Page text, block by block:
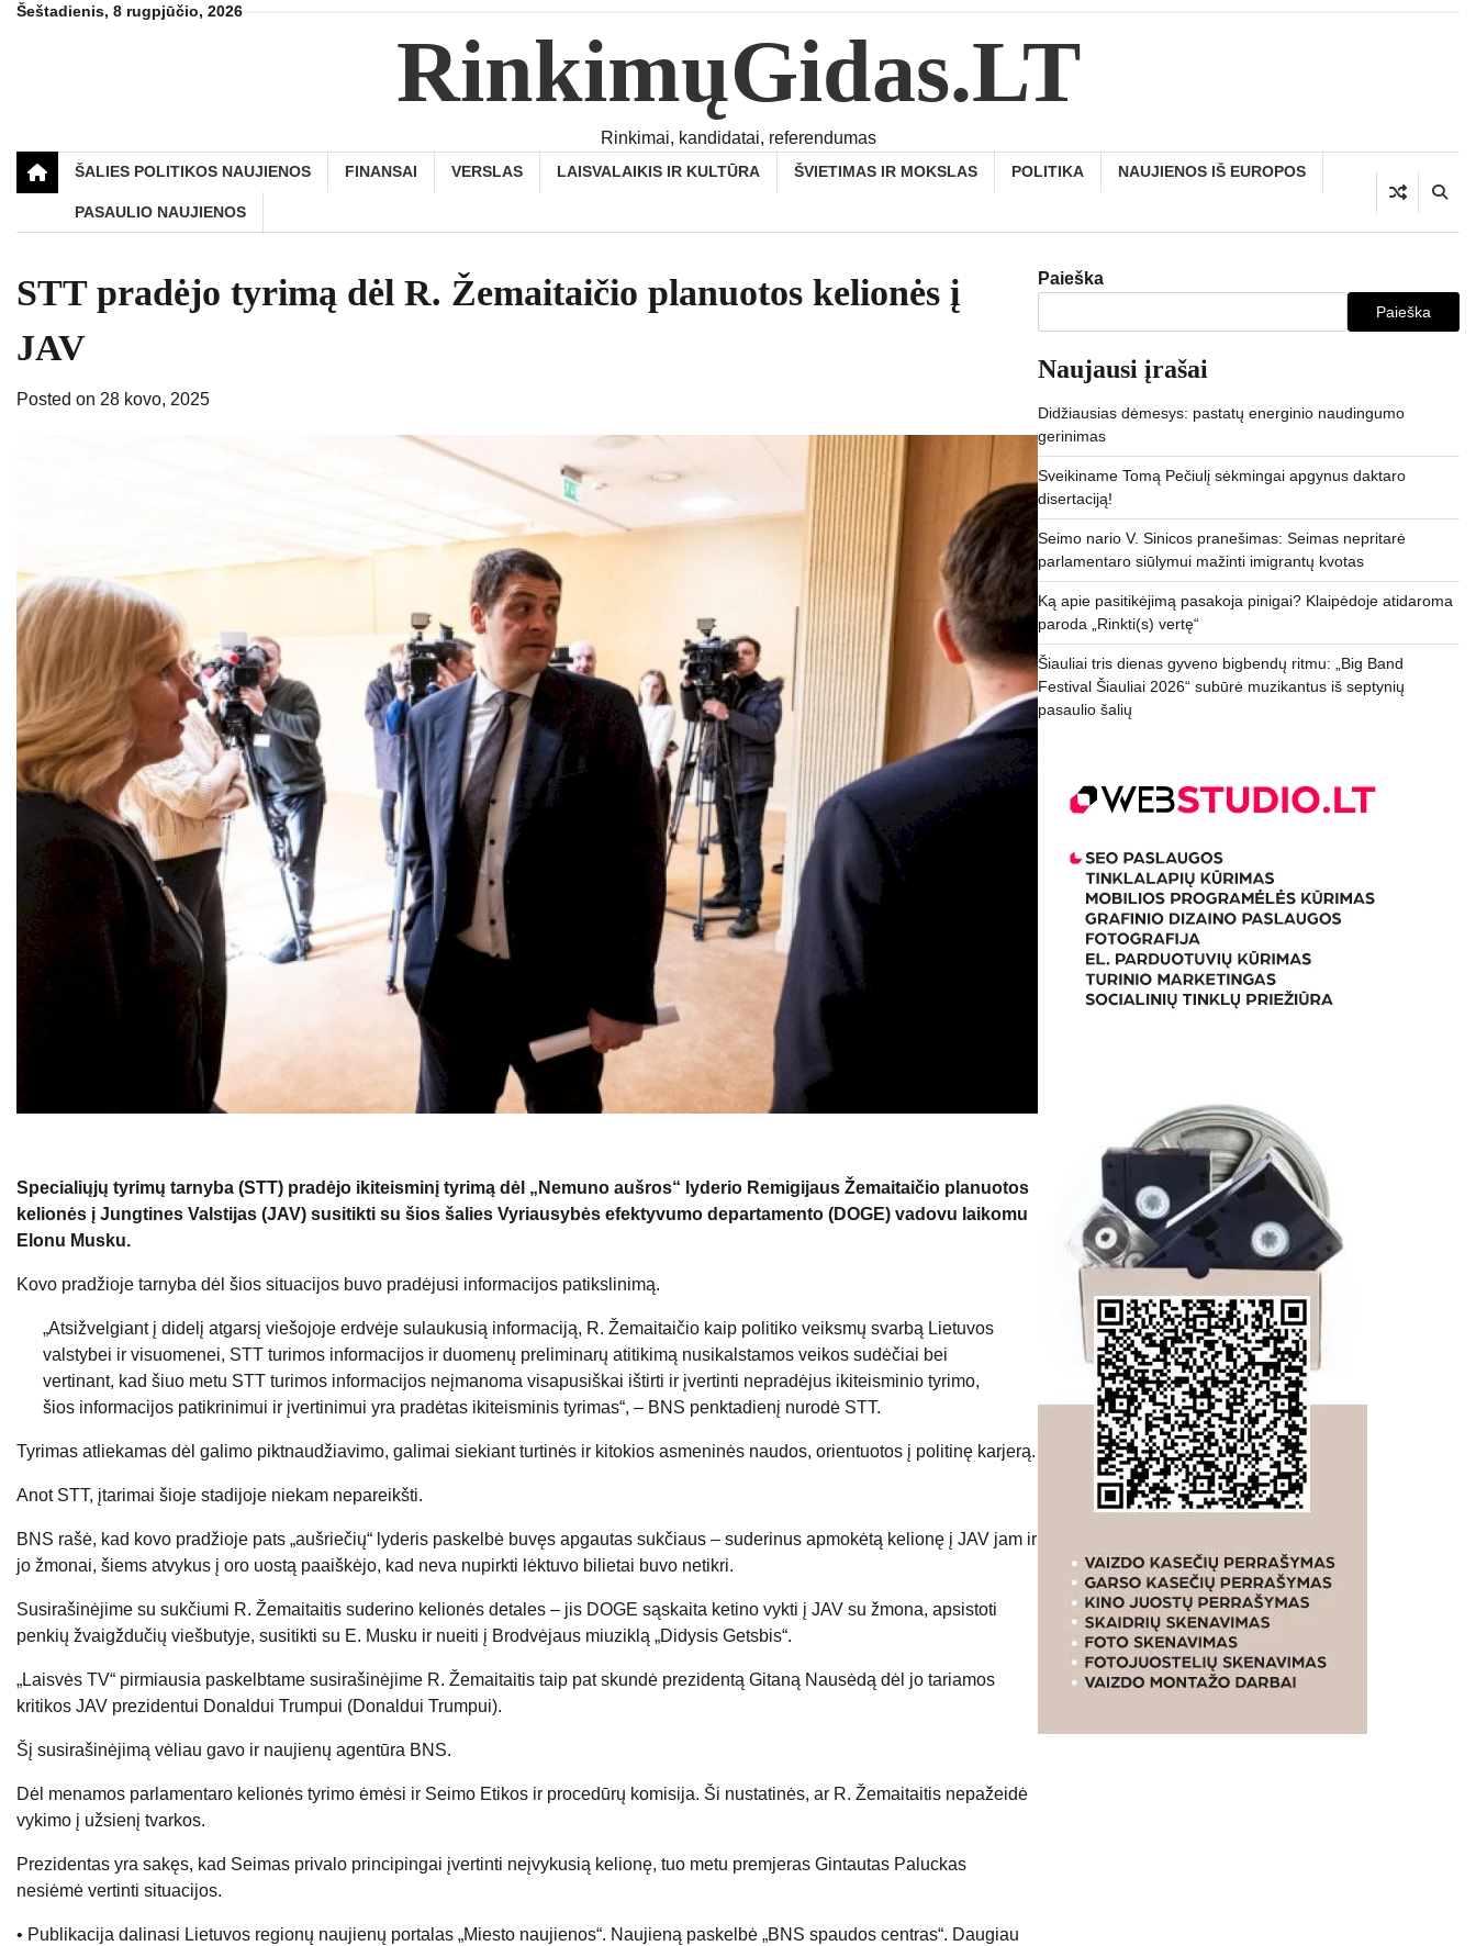
SkipŠeštadienis, 8 rugpjūčio, 2026
RinkimųGidas.LT
Rinkimai, kandidatai, referendumas
ŠALIES POLITIKOS NAUJIENOS FINANSAI VERSLAS LAISVALAIKIS IR KULTŪRA ŠVIETIMAS IR MOKSLAS POLITIKA NAUJIENOS IŠ EUROPOS
PASAULIO NAUJIENOS
STT pradėjo tyrimą dėl R. Žemaitaičio planuotos kelionės į
JAV
Posted on 28 kovo, 2025
Specialiųjų tyrimų tarnyba (STT) pradėjo ikiteisminį tyrimą dėl „Nemuno aušros“ lyderio Remigijaus Žemaitaičio planuotos
kelionės į Jungtines Valstijas (JAV) susitikti su šios šalies Vyriausybės efektyvumo departamento (DOGE) vadovu laikomu
Elonu Musku.
Kovo pradžioje tarnyba dėl šios situacijos buvo pradėjusi informacijos patikslinimą.
„Atsižvelgiant į didelį atgarsį viešojoje erdvėje sulaukusią informaciją, R. Žemaitaičio kaip politiko veiksmų svarbą Lietuvos
valstybei ir visuomenei, STT turimos informacijos ir duomenų preliminarų atitikimą nusikalstamos veikos sudėčiai bei
vertinant, kad šiuo metu STT turimos informacijos neįmanoma visapusiškai ištirti ir įvertinti nepradėjus ikiteisminio tyrimo,
šios informacijos patikrinimui ir įvertinimui yra pradėtas ikiteisminis tyrimas“, – BNS penktadienį nurodė STT.
Tyrimas atliekamas dėl galimo piktnaudžiavimo, galimai siekiant turtinės ir kitokios asmeninės naudos, orientuotos į politinę karjerą.
Anot STT, įtarimai šioje stadijoje niekam nepareikšti.
BNS rašė, kad kovo pradžioje pats „aušriečių“ lyderis paskelbė buvęs apgautas sukčiaus – suderinus apmokėtą kelionę į JAV jam ir
jo žmonai, šiems atvykus į oro uostą paaiškėjo, kad neva nupirkti lėktuvo bilietai buvo netikri.
Susirašinėjime su sukčiumi R. Žemaitaitis suderino kelionės detales – jis DOGE sąskaita ketino vykti į JAV su žmona, apsistoti
penkių žvaigždučių viešbutyje, susitikti su E. Musku ir nueiti į Brodvėjaus miuziklą „Didysis Getsbis“.
„Laisvės TV“ pirmiausia paskelbtame susirašinėjime R. Žemaitaitis taip pat skundė prezidentą Gitaną Nausėdą dėl jo tariamos
kritikos JAV prezidentui Donaldui Trumpui (Donaldui Trumpui).
Šį susirašinėjimą vėliau gavo ir naujienų agentūra BNS.
Dėl menamos parlamentaro kelionės tyrimo ėmėsi ir Seimo Etikos ir procedūrų komisija. Ši nustatinės, ar R. Žemaitaitis nepažeidė
vykimo į užsienį tvarkos.
Prezidentas yra sakęs, kad Seimas privalo principingai įvertinti neįvykusią kelionę, tuo metu premjeras Gintautas Paluckas
nesiėmė vertinti situacijos.
• Publikacija dalinasi Lietuvos regionų naujienų portalas „Miesto naujienos“. Naujieną paskelbė „BNS spaudos centras“. Daugiau
Paieška
Paieška
Naujausi įrašai
Didžiausias dėmesys: pastatų energinio naudingumo
gerinimas
Sveikiname Tomą Pečiulį sėkmingai apgynus daktaro
disertaciją!
Seimo nario V. Sinicos pranešimas: Seimas nepritarė
parlamentaro siūlymui mažinti imigrantų kvotas
Ką apie pasitikėjimą pasakoja pinigai? Klaipėdoje atidaroma
paroda „Rinkti(s) vertę“
Šiauliai tris dienas gyveno bigbendų ritmu: „Big Band
Festival Šiauliai 2026“ subūrė muzikantus iš septynių
pasaulio šalių